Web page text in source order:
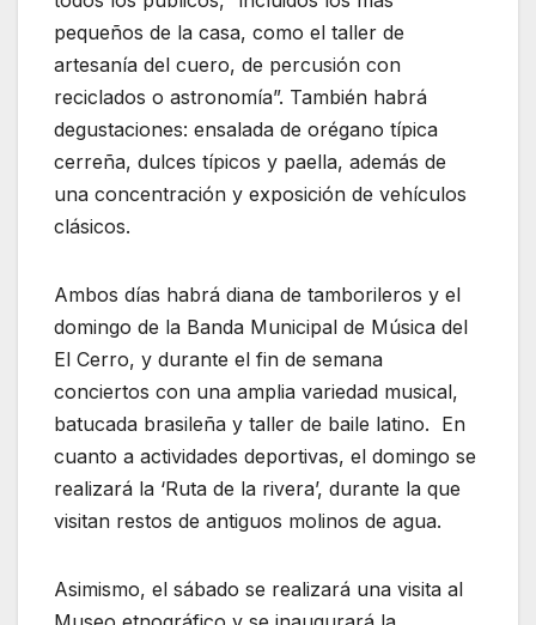
pequeños de la casa, como el taller de
artesanía del cuero, de percusión con
reciclados o astronomía”. También habrá
degustaciones: ensalada de orégano típica
cerreña, dulces típicos y paella, además de
una concentración y exposición de vehículos
clásicos.
Ambos días habrá diana de tamborileros y el
domingo de la Banda Municipal de Música del
El Cerro, y durante el fin de semana
conciertos con una amplia variedad musical,
batucada brasileña y taller de baile latino. En
cuanto a actividades deportivas, el domingo se
realizará la ‘Ruta de la rivera’, durante la que
visitan restos de antiguos molinos de agua.
Asimismo, el sábado se realizará una visita al